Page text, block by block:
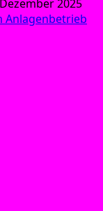
2025
Anlagenbetrieb